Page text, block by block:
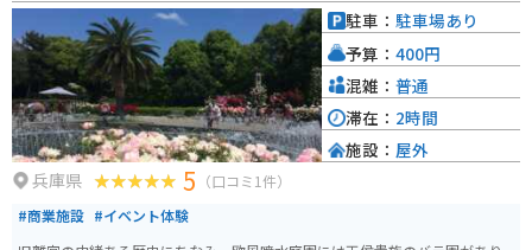
とができます。
兵庫県 5 （口コミ1件）
#商業施設 #イベント体験
駐車： 駐車場あり
予算： 400円
混雑： 普通
滞在： 2時間
施設： 屋外